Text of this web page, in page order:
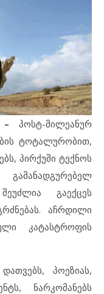
–
პოსტ-მილეანურ
ტოტალურობით,
პირქუში ტექნოს
გაექცეს
აჩრდილი
კატასტროფის
პოეზიას,
ნარკომანებს